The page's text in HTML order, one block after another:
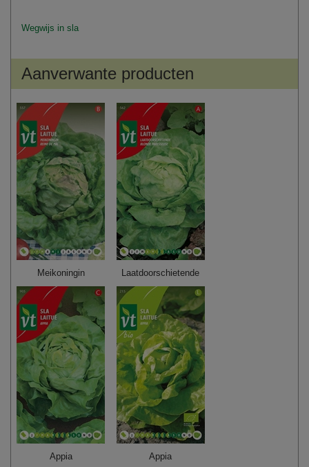
Wegwijs in sla
Aanverwante producten
Meikoningin Laatdoorschietende
Appia Appia